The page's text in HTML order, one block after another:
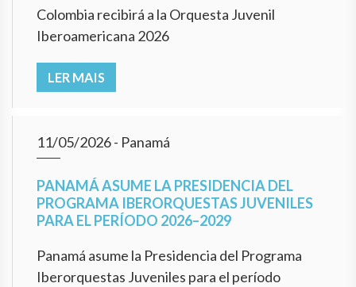
Colombia recibirá a la Orquesta Juvenil
Iberoamericana 2026
LER MAIS
11/05/2026- Panamá
PANAMÁ ASUME LA PRESIDENCIA DEL
PROGRAMA IBERORQUESTAS JUVENILES
PARA EL PERÍODO 2026–2029
Panamá asume la Presidencia del Programa
Iberorquestas Juveniles para el período